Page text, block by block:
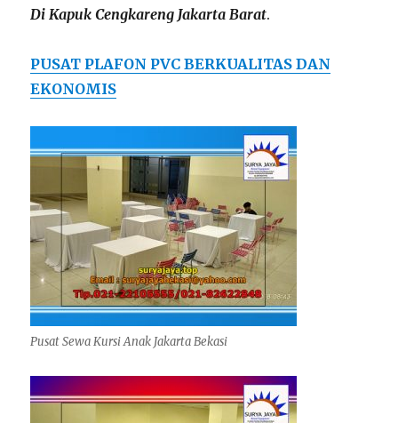
Di Kapuk Cengkareng Jakarta Barat.
PUSAT PLAFON PVC BERKUALITAS DAN
EKONOMIS
Pusat Sewa Kursi Anak Jakarta Bekasi